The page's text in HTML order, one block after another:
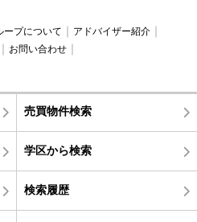
ープについて
アドバイザー紹介
お問い合わせ
売買物件検索
学区から検索
検索履歴